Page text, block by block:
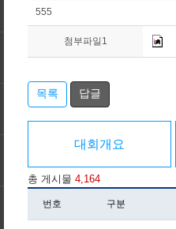
555
첨부파일1
목록 답글
대회개요
총 게시물 4,164
번호 구분